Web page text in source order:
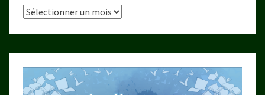
Archives